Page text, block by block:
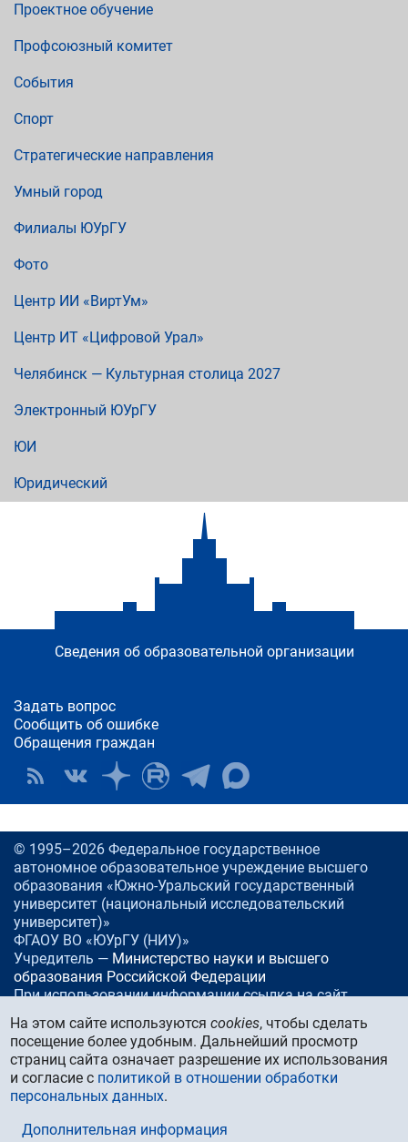
Проектное обучение
Профсоюзный комитет
События
Спорт
Стратегические направления
Умный город
Филиалы ЮУрГУ
Фото
Центр ИИ «ВиртУм»
Центр ИТ «Цифровой Урал»
Челябинск — Культурная столица 2027
Электронный ЮУрГУ
ЮИ
Юридический
Сведения об образовательной организации
Задать вопрос
Сообщить об ошибке
Обращения граждан
© 1995–2026 Федеральное государственное
автономное образовательное учреждение высшего
образования «Южно-Уральский государственный
университет (национальный исследовательский
университет)»
ФГАОУ ВО «ЮУрГУ (НИУ)»
Учредитель — Министерство науки и высшего
образования Российской Федерации
При использовании информации ссылка на сайт
www.
susu.ru
Россия, 454080Челябинск, проспект Ленина, 76
Тел./факс:+7 (351) 267-99-00
E-mail:info@susu.ru
Управление маркетинга, брендинга и стратегических
коммуникаций:press@susu.ru
На этом сайте используютсяcookies, чтобы сделать
посещение более удобным. Дальнейший просмотр
страниц сайта означает разрешение их использования
и согласие с политикой в отношении обработки
персональных данных.
Дополнительная информация